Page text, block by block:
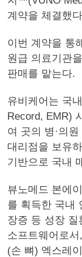
계약을 체결했
이번 계약을 통
원급 의료기관
판매를 맡는다.
유비케어는 국
Record, EMR)
여 곳의 병·의
대리점을 보유
기반으로 국내
뷰노메드 본에
를 획득한 국내
장증 등 성장 질
소프트웨어로
(손 뼈) 엑스레